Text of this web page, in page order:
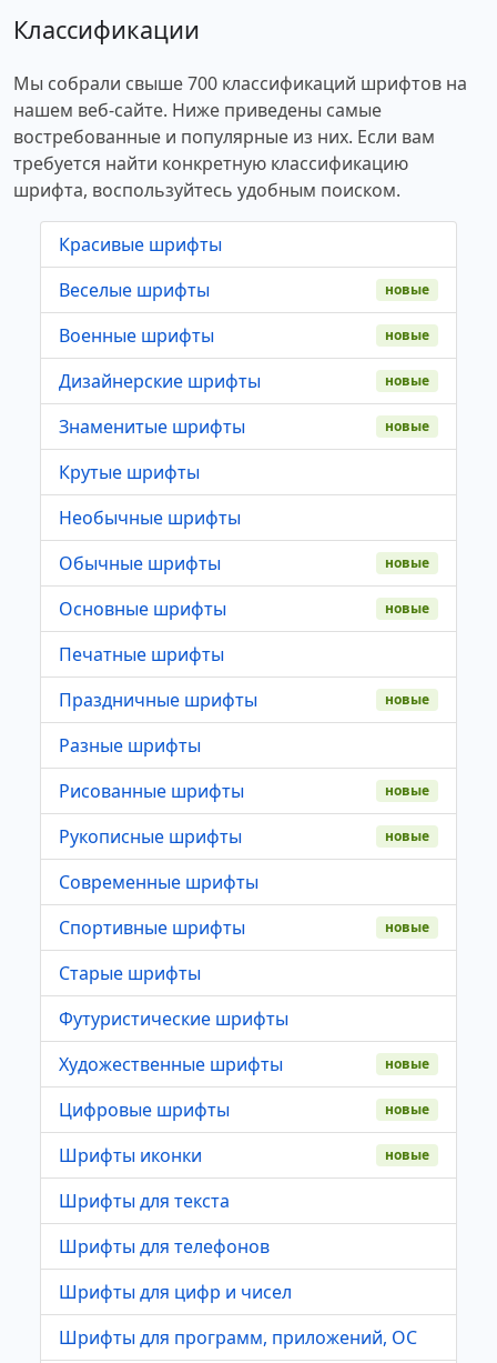
Классификации
Мы собрали свыше 700 классификаций шрифтов на
нашем веб-сайте. Ниже приведены самые
востребованные и популярные из них. Если вам
требуется найти конкретную классификацию
шрифта, воспользуйтесь удобным поиском.
Красивые шрифты
Веселые шрифты
новые
Военные шрифты новые
Дизайнерские шрифты новые
Знаменитые шрифты новые
Крутые шрифты
Необычные шрифты
Обычные шрифты
новые
Основные шрифты новые
Печатные шрифты
Праздничные шрифты
новые
Разные шрифты
Рисованные шрифты
новые
Рукописные шрифты новые
Современные шрифты
Спортивные шрифты
новые
Старые шрифты
Футуристические шрифты
Художественные шрифты
новые
Цифровые шрифты новые
Шрифты иконки новые
Шрифты для текста
Шрифты для телефонов
Шрифты для цифр и чисел
Шрифты для программ, приложений, ОС